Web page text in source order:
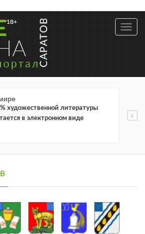
художественной литературы
в электронном виде